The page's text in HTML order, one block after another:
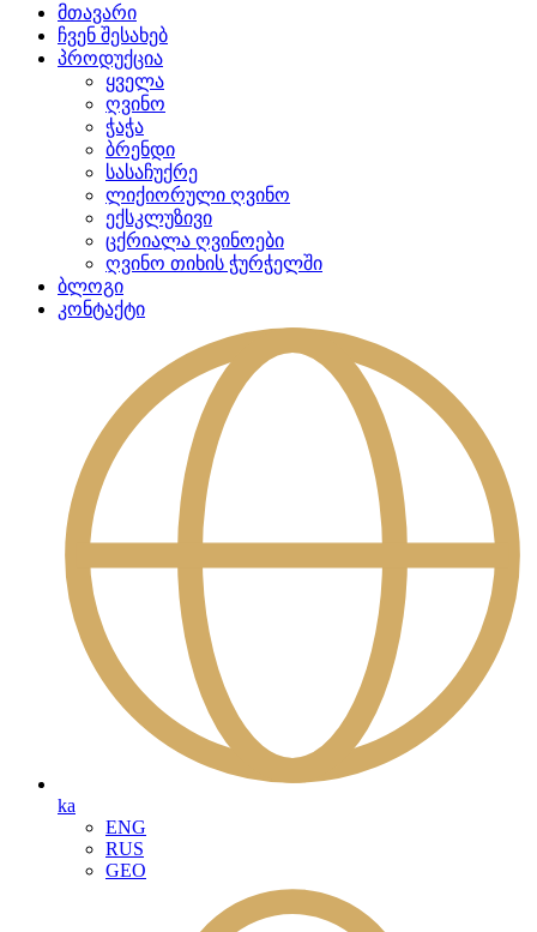
მთავარი
ჩვენ შესახებ
პროდუქცია
ყველა
ღვინო
ჭაჭა
ბრენდი
სასაჩუქრე
ლიქიორული ღვინო
ექსკლუზივი
ცქრიალა ღვინოები
ღვინო თიხის ჭურჭელში
ბლოგი
კონტაქტი
ka
ENG
RUS
GEO